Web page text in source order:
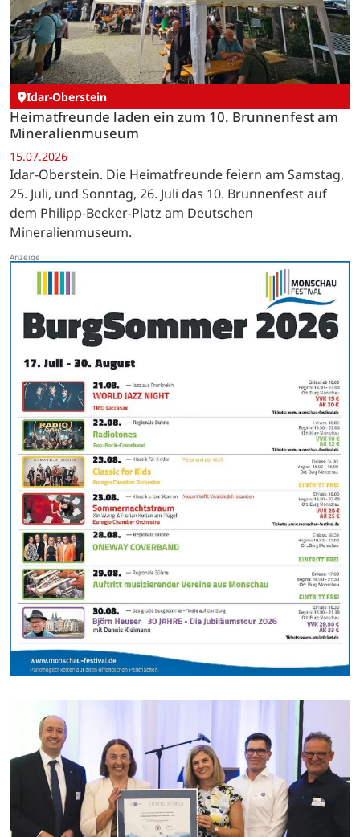
Idar-Oberstein
Heimatfreunde laden ein zum 10. Brunnenfest am
Mineralienmuseum
15.07.2026
Idar-Oberstein. Die Heimatfreunde feiern am Samstag,
25. Juli, und Sonntag, 26. Juli das 10. Brunnenfest auf
dem Philipp-Becker-Platz am Deutschen
Mineralienmuseum.